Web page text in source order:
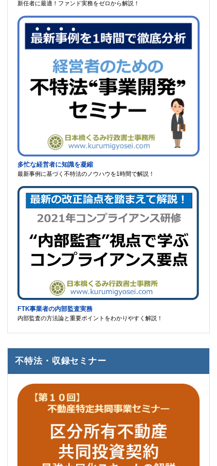
新任者に最適！ファンド実務をゼロから解説！
多忙な経営者に知識を凝縮
最新事例に基づく不特法のノウハウを1時間で解説！
FTK事業者の内部監査実務
内部監査の方法論と重要ポイントをわかりやすく解説！
不特法・収録セミナー